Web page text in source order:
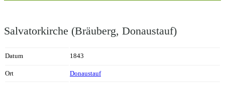
Salvatorkirche (Bräuberg, Donaustauf)
Datum 1843
Ort Donaustauf